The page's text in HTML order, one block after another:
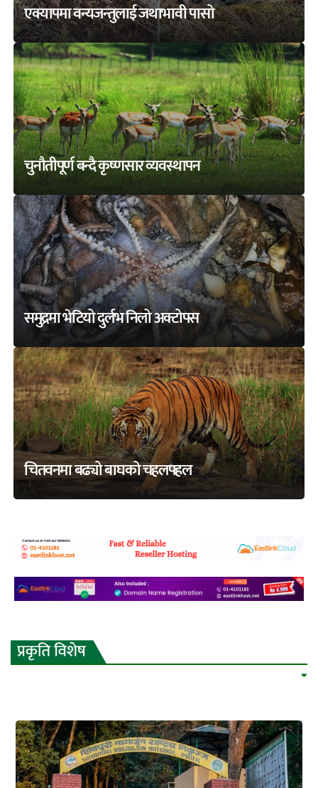
एक्यापमा वन्यजन्तुलाई जथाभावी पासो
चुनौतीपूर्ण बन्दै कृष्णसार व्यवस्थापन
समुद्रमा भेटियो दुर्लभ निलो अक्टोपस
चितवनमा बढ्यो बाघको चहलपहल